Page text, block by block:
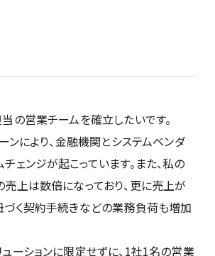
の営業チームを確立したいです。
ンにより、金融機関とシステムベンダ
ェンジが起こっています。また、私の
上は数倍になっており、更に売上が
く契約手続きなどの業務負荷も増加
ーションに限定せずに、1社1名の営業